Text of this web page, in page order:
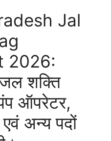
Jal
2026:
शक्ति
ऑपरेटर,
एवं अन्य पदों